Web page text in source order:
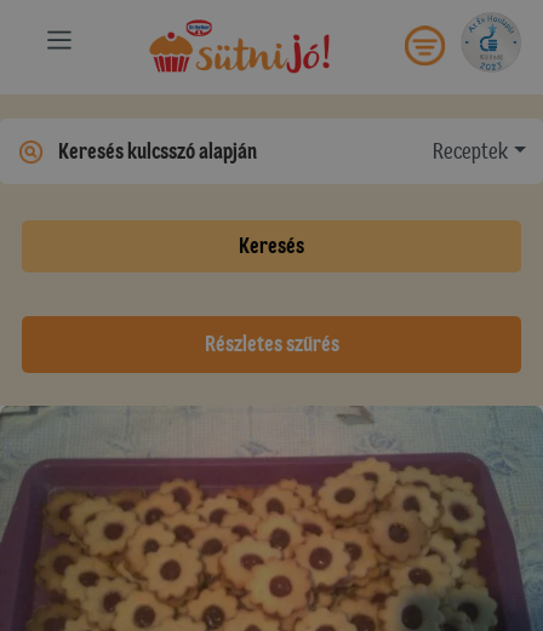
Receptek
Keresés
Részletes szűrés